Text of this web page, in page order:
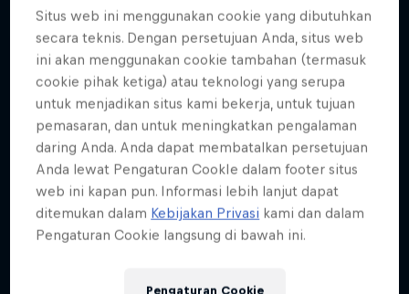
Situs web ini menggunakan cookie yang dibutuhkan
secara teknis. Dengan persetujuan Anda, situs web
ini akan menggunakan cookie tambahan (termasuk
cookie pihak ketiga) atau teknologi yang serupa
untuk menjadikan situs kami bekerja, untuk tujuan
pemasaran, dan untuk meningkatkan pengalaman
daring Anda. Anda dapat membatalkan persetujuan
Anda lewat Pengaturan CookIe dalam footer situs
web ini kapan pun. Informasi lebih lanjut dapat
ditemukan dalam Kebijakan Privasi kami dan dalam
Pengaturan Cookie langsung di bawah ini.
Pengaturan Cookie